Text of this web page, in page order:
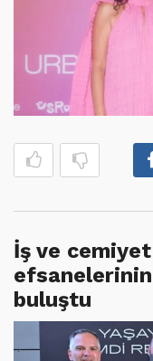
İş ve
efsanelerinin
buluştu